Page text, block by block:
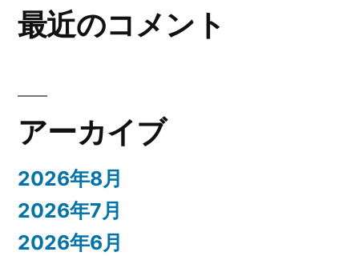
最近のコメント
アーカイブ
2026年8月
2026年7月
2026年6月